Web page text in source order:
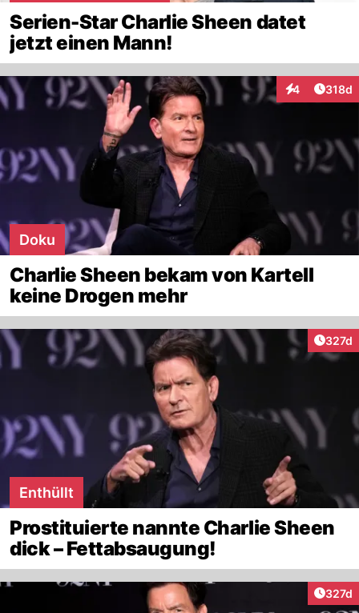
Serien-Star Charlie Sheen datet
jetzt einen Mann!
4
Interaktionen
318d
Doku
Charlie Sheen bekam von Kartell
keine Drogen mehr
327d
Enthüllt
Prostituierte nannte Charlie Sheen
dick – Fettabsaugung!
327d